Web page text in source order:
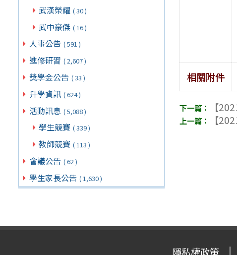
武漢榮耀 ( 30 )
武中豪傑 ( 16 )
人事公告 ( 591 )
進修研習 ( 2,607 )
獎學金公告 ( 33 )
升學資訊 ( 624 )
活動訊息 ( 5,088 )
學生競賽 ( 339 )
教師競賽 ( 113 )
會議公告 ( 62 )
學生家長公告 ( 1,630 )
相關附件
【
【
隱私權政策